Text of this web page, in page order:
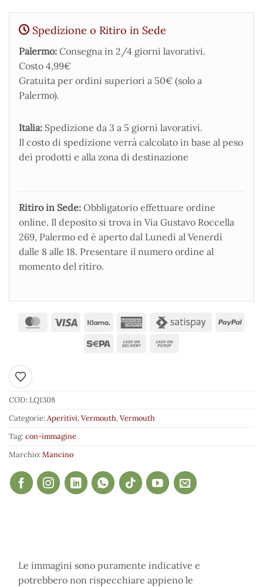
Spedizione o Ritiro in Sede
Palermo: Consegna in 2/4 giorni lavorativi.
Costo 4,99€
Gratuita per ordini superiori a 50€ (solo a
Palermo).
Italia: Spedizione da 3 a 5 giorni lavorativi.
Il costo di spedizione verrà calcolato in base al peso
dei prodotti e alla zona di destinazione
Ritiro in Sede: Obbligatorio effettuare ordine
online. Il deposito si trova in Via Gustavo Roccella
269, Palermo ed è aperto dal Lunedì al Venerdì
dalle 8 alle 18. Presentare il numero ordine al
momento del ritiro.
Aggiungi ai preferiti
COD:LQ1308
Categorie:Aperitivi,Vermouth,Vermouth
Tag:con-immagine
Marchio:Mancino
Le immagini sono puramente indicative e
potrebbero non rispecchiare appieno le